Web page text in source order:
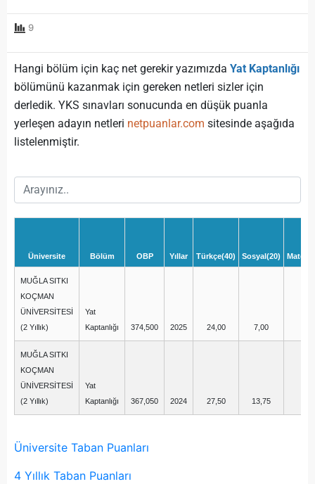
9
Hangi bölüm için kaç net gerekir yazımızda Yat Kaptanlığı
bölümünü kazanmak için gereken netleri sizler için
derledik. YKS sınavları sonucunda en düşük puanla
yerleşen adayın netleri netpuanlar.com sitesinde aşağıda
listelenmiştir.
Üniversite Bölüm OBP Yıllar Türkçe(40) Sosyal(20)
MUĞLA SITKI
KOÇMAN
ÜNİVERSİTESİ
(2 Yıllık)
Yat
Kaptanlığı
374,500 2025 24,00 7,00
MUĞLA SITKI
KOÇMAN
ÜNİVERSİTESİ
(2 Yıllık)
Yat
Kaptanlığı
367,050 2024 27,50 13,75
Üniversite Taban Puanları
4 Yıllık Taban Puanları